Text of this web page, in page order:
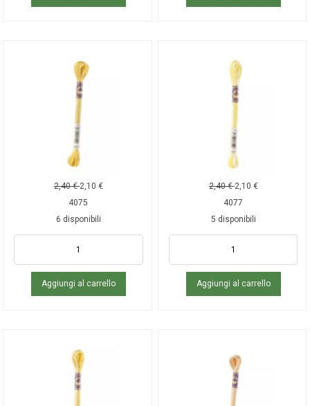
2,40€ 2,10 €
4075
6 disponibili
Aggiungi al carrello
2,40€ 2,10 €
4077
5 disponibili
Aggiungi al carrello